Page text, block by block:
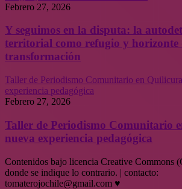
Febrero 27, 2026
Y seguimos en la disputa: la
territorial como refugio y horizonte
transformación
Taller de Periodismo Comunitario en
experiencia pedagógica
Febrero 27, 2026
Taller de Periodismo Comunitario
nueva experiencia pedagógica
Contenidos bajo licencia Creative Commons
donde se indique lo contrario. | contacto:
tomaterojochile@gmail.com ♥